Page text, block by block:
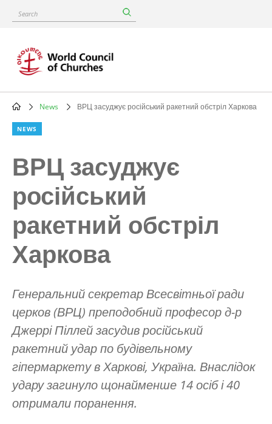
content
Search
Breadcrumb
News ВРЦ засуджує російський ракетний обстріл Харкова
NEWS
ВРЦ засуджує
російський
ракетний обстріл
Харкова
Генеральний секретар Всесвітньої ради
церков (ВРЦ) преподобний професор д-р
Джеррі Піллей засудив російський
ракетний удар по будівельному
гіпермаркету в Харкові, Україна. Внаслідок
удару загинуло щонайменше 14 осіб і 40
отримали поранення.